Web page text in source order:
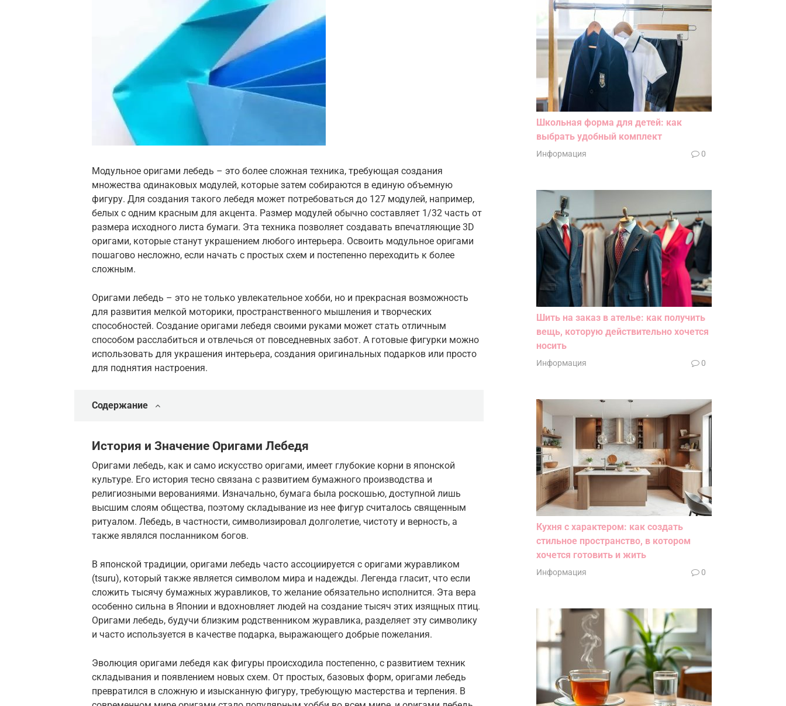
Модульное оригами лебедь – это более сложная техника, требующая создания
множества одинаковых модулей, которые затем собираются в единую объемную
фигуру. Для создания такого лебедя может потребоваться до 127 модулей, например,
белых с одним красным для акцента. Размер модулей обычно составляет 1/32 часть от
размера исходного листа бумаги. Эта техника позволяет создавать впечатляющие 3D
оригами, которые станут украшением любого интерьера. Освоить модульное оригами
пошагово несложно, если начать с простых схем и постепенно переходить к более
сложным.
Оригами лебедь – это не только увлекательное хобби, но и прекрасная возможность
для развития мелкой моторики, пространственного мышления и творческих
способностей. Создание оригами лебедя своими руками может стать отличным
способом расслабиться и отвлечься от повседневных забот. А готовые фигурки можно
использовать для украшения интерьера, создания оригинальных подарков или просто
для поднятия настроения.
Содержание
История и Значение Оригами Лебедя
Оригами лебедь, как и само искусство оригами, имеет глубокие корни в японской
культуре. Его история тесно связана с развитием бумажного производства и
религиозными верованиями. Изначально, бумага была роскошью, доступной лишь
высшим слоям общества, поэтому складывание из нее фигур считалось священным
ритуалом. Лебедь, в частности, символизировал долголетие, чистоту и верность, а
также являлся посланником богов.
В японской традиции, оригами лебедь часто ассоциируется с оригами журавликом
(tsuru), который также является символом мира и надежды. Легенда гласит, что если
сложить тысячу бумажных журавликов, то желание обязательно исполнится. Эта вера
особенно сильна в Японии и вдохновляет людей на создание тысяч этих изящных птиц.
Оригами лебедь, будучи близким родственником журавлика, разделяет эту символику
и часто используется в качестве подарка, выражающего добрые пожелания.
Эволюция оригами лебедя как фигуры происходила постепенно, с развитием техник
складывания и появлением новых схем. От простых, базовых форм, оригами лебедь
превратился в сложную и изысканную фигуру, требующую мастерства и терпения. В
Школьная форма для детей: как
выбрать удобный комплект
Информация 0
Шить на заказ в ателье: как получить
вещь, которую действительно хочется
носить
Информация 0
Кухня с характером: как создать
стильное пространство, в котором
хочется готовить и жить
Информация 0